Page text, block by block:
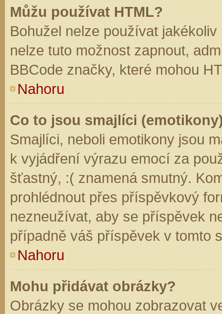
Můžu používat HTML?
Bohužel nelze používat
nelze tuto možnost zapnout,
BBCode značky, které mohou
Nahoru
Co to jsou smajlíci
Smajlíci, neboli emotikony jsou
k vyjádření výrazu emocí za
šťastný, :( znamená smutný.
prohlédnout přes příspěvkový
nezneužívat, aby se příspěvek
případně váš příspěvek v tomto
Nahoru
Mohu přidávat obrázky?
Obrázky se mohou zobrazovat